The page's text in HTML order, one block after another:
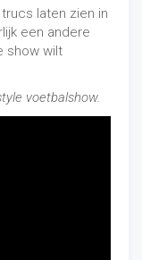
laten zien in
een andere
show wilt
voetbalshow.